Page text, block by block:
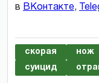
в ВКонтакте,
скорая нож
суицид